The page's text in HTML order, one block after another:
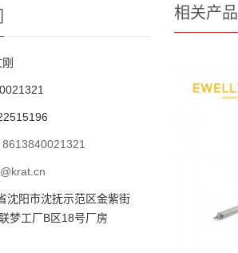
相关产品
8613840021321
沈阳市沈抚示范区金紫街
梦工厂B区18号厂房